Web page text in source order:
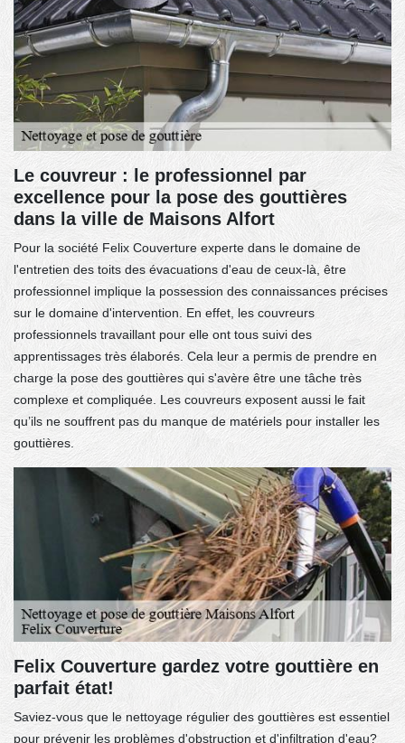
Le couvreur : le professionnel par
excellence pour la pose des gouttières
dans la ville de Maisons Alfort
Pour la société Felix Couverture experte dans le domaine de
l'entretien des toits des évacuations d'eau de ceux-là, être
professionnel implique la possession des connaissances précises
sur le domaine d'intervention. En effet, les couvreurs
professionnels travaillant pour elle ont tous suivi des
apprentissages très élaborés. Cela leur a permis de prendre en
charge la pose des gouttières qui s'avère être une tâche très
complexe et compliquée. Les couvreurs exposent aussi le fait
qu’ils ne souffrent pas du manque de matériels pour installer les
gouttières.
Felix Couverture gardez votre gouttière en
parfait état!
Saviez-vous que le nettoyage régulier des gouttières est essentiel
pour prévenir les problèmes d'obstruction et d'infiltration d'eau?